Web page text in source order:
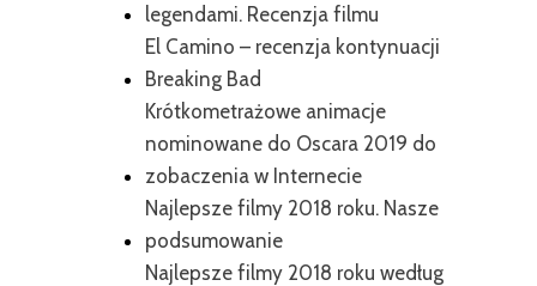
legendami. Recenzja filmu
El Camino – recenzja kontynuacji
Breaking Bad
Krótkometrażowe animacje
nominowane do Oscara 2019 do
zobaczenia w Internecie
Najlepsze filmy 2018 roku. Nasze
podsumowanie
Najlepsze filmy 2018 roku według